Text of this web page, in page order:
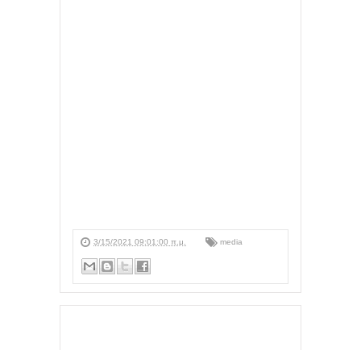
3/15/2021 09:01:00 π.μ. media